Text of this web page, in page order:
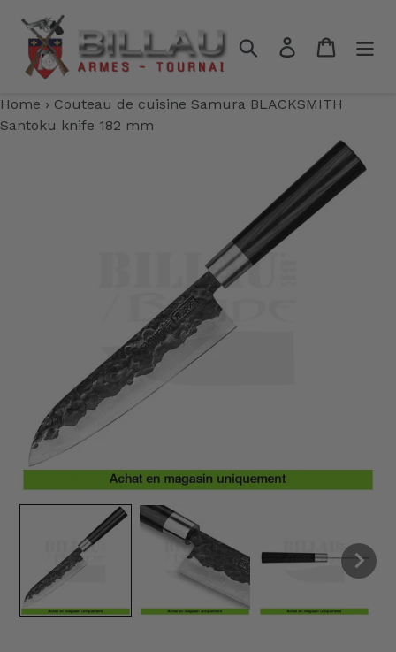
contenu
RechercherSe connecter
Panier
Home › Couteau de cuisine Samura BLACKSMITH
Santoku knife 182 mm